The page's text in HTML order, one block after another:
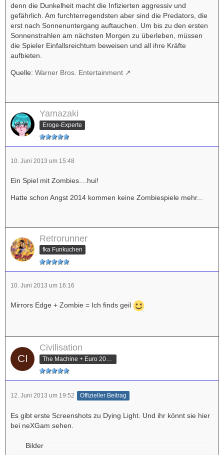
denn die Dunkelheit macht die Infizierten aggressiv und
gefährlich. Am furchterregendsten aber sind die Predators, die
erst nach Sonnenuntergang auftauchen. Um bis zu den ersten
Sonnenstrahlen am nächsten Morgen zu überleben, müssen
die Spieler Einfallsreichtum beweisen und all ihre Kräfte
aufbieten.
Quelle: Warner Bros. Entertainment
Yamazaki
Eroge-Experte
10. Juni 2013 um 15:48
Ein Spiel mit Zombies....hui!
Hatte schon Angst 2014 kommen keine Zombiespiele mehr...
Retrorunner
fka Funkuchen
10. Juni 2013 um 16:16
Mirrors Edge + Zombie = Ich finds geil
Civilisation
The Machine + Euro 2012 Champion
12. Juni 2013 um 19:52 Offizieller Beitrag
Es gibt erste Screenshots zu Dying Light. Und ihr könnt sie hier
bei neXGam sehen.
Bilder